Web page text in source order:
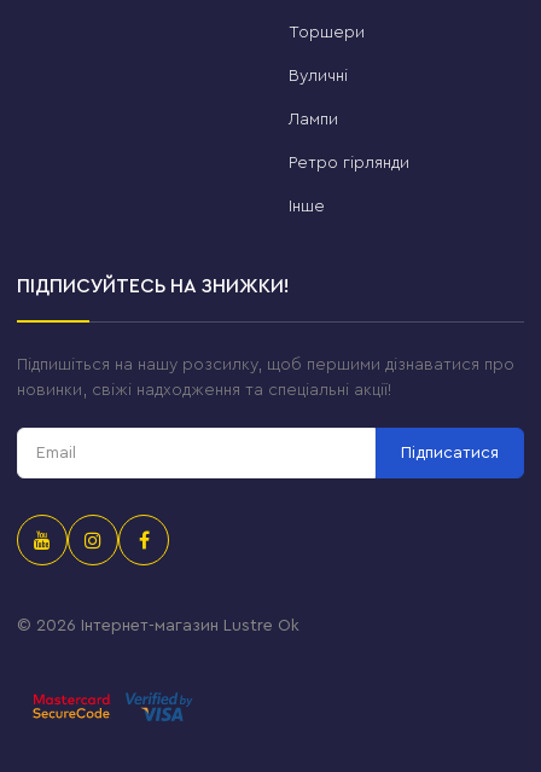
Торшери
Вуличні
Лампи
Ретро гірлянди
Інше
ПІДПИСУЙТЕСЬ НА ЗНИЖКИ!
Підпишіться на нашу розсилку, щоб першими дізнаватися про
новинки, свіжі надходження та спеціальні акції!
Підписатися
© 2026 Інтернет-магазин Lustre Ok